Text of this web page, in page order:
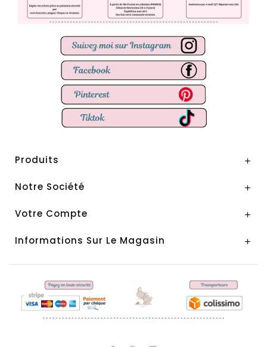
Produits 
Notre Société 
Votre Compte 
Informations Sur Le Magasin 